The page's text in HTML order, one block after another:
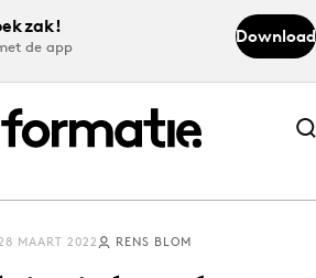
de app
Download
Abonneer nu
Abonneer nu
MAART 2022 RENS BLOM